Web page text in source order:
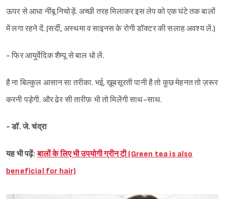
ऊपर से आधा नींबू निचोड़ें. अच्छी तरह मिलाकर इस लेप को एक घंटे तक बालों
में लगा रहने दें. (सर्दी, अस्थमा व साइनस के रोगी डॉक्टर की सलाह अवश्य लें.)
- फिर आयुर्वेदिक शैम्पू से बाल धो लें.
है ना बिल्कुल आसान सा तरीका. भई, ख़ूबसूरती पानी है तो कुछ मेहनत तो ज़रूर
करनी पड़ेगी. और ढेर सी तारीफ़ भी तो मिलेंगी साथ-साथ.
- डॉ. जे. चंद्रा
यह भी पढ़ें:बालों के लिए भी उपयोगी ग्रीन टी (Green tea is also
beneficial for hair)